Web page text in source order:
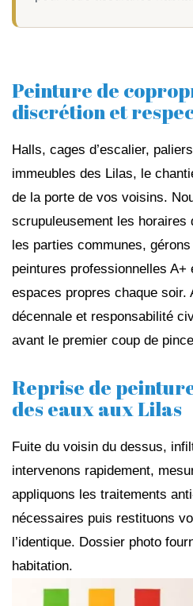
Peinture de
discrétion et
Halls, cages d’escalier,
immeubles des Lilas, le
de la porte de vos voisins.
scrupuleusement les horaires
les parties communes,
peintures professionnelles A+
espaces propres chaque soir.
décennale et responsabilité
avant le premier coup de
Reprise de
des eaux aux Lilas
Fuite du voisin du dessus,
intervenons rapidement,
appliquons les traitements
nécessaires puis restituons
l’identique. Dossier photo
habitation.